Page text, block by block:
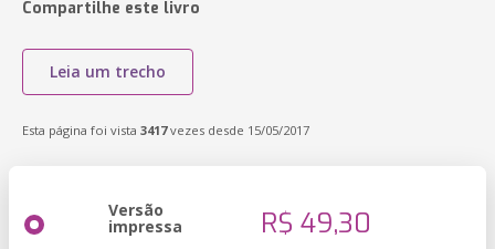
Compartilhe este livro
Leia um trecho
Esta página foi vista 3417vezes desde 15/05/2017
Versão
impressa R$ 49,30